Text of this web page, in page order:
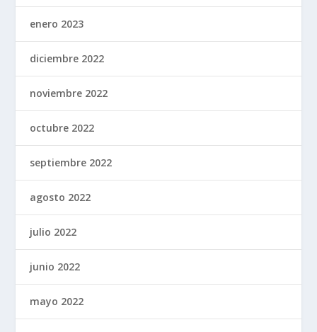
enero 2023
diciembre 2022
noviembre 2022
octubre 2022
septiembre 2022
agosto 2022
julio 2022
junio 2022
mayo 2022